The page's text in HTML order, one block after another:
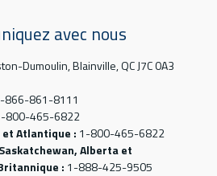
avec nous
Dumoulin, Blainville, QC J7C 0A3
866-861-8111
800-465-6822
Atlantique : 1-800-465-6822
Alberta et
: 1-888-425-9505